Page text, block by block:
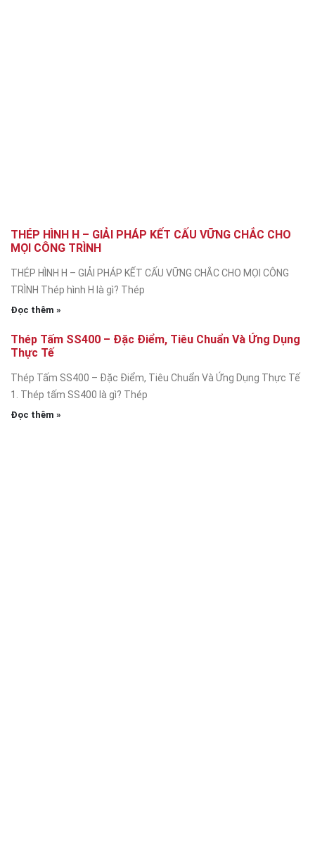
THÉP HÌNH H – GIẢI PHÁP KẾT CẤU VỮNG CHẮC CHO
MỌI CÔNG TRÌNH
THÉP HÌNH H – GIẢI PHÁP KẾT CẤU VỮNG CHẮC CHO MỌI CÔNG
TRÌNH Thép hình H là gì? Thép
Đọc thêm »
Thép Tấm SS400 – Đặc Điểm, Tiêu Chuẩn Và Ứng Dụng
Thực Tế
Thép Tấm SS400 – Đặc Điểm, Tiêu Chuẩn Và Ứng Dụng Thực Tế
1. Thép tấm SS400 là gì? Thép
Đọc thêm »